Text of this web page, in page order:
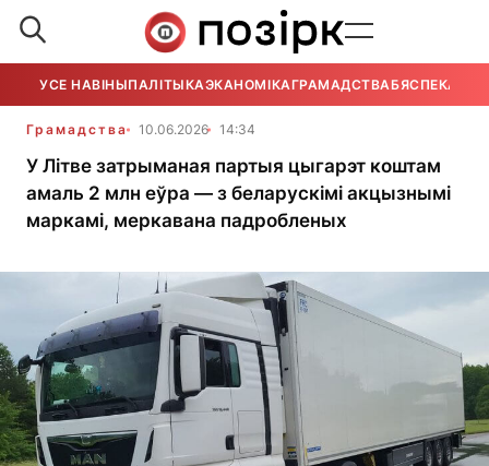
УСЕ НАВІНЫПАЛІТЫКАЭКАНОМІКАГРАМАДСТВАБЯСПЕКА
Грамадства 10.06.2026 14:34
У Літве затрыманая партыя цыгарэт коштам
амаль 2 млн еўра — з беларускімі акцызнымі
маркамі, меркавана падробленых